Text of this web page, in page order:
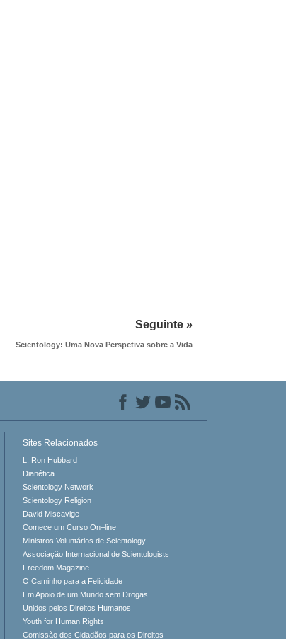
Seguinte »
Scientology: Uma Nova Perspetiva sobre a Vida
Sites Relacionados
L. Ron Hubbard
Dianética
Scientology Network
Scientology Religion
David Miscavige
Comece um Curso On–line
Ministros Voluntários de Scientology
Associação Internacional de Scientologists
Freedom Magazine
O Caminho para a Felicidade
Em Apoio de um Mundo sem Drogas
Unidos pelos Direitos Humanos
Youth for Human Rights
Comissão dos Cidadãos para os Direitos